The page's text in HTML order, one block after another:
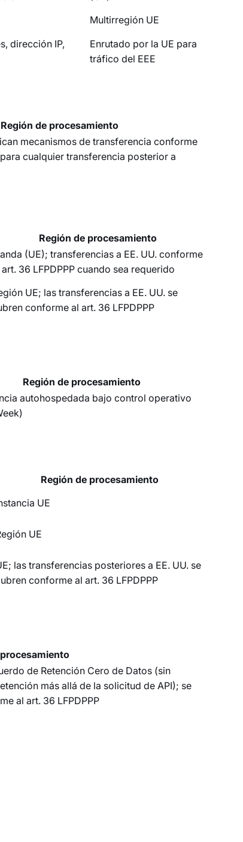
Multirregión UE
dirección IP,
Enrutado por la UE para
tráfico del EEE
Región de procesamiento
mecanismos de transferencia conforme
cualquier transferencia posterior a
Región de procesamiento
(UE); transferencias a EE. UU. conforme
36 LFPDPPP cuando sea requerido
UE; las transferencias a EE. UU. se
conforme al art. 36 LFPDPPP
Región de procesamiento
autohospedada bajo control operativo
Región de procesamiento
UE
UE
las transferencias posteriores a EE. UU. se
conforme al art. 36 LFPDPPP
de Retención Cero de Datos (sin
más allá de la solicitud de API); se
al art. 36 LFPDPPP